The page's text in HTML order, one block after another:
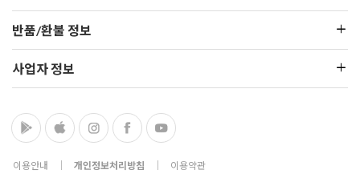
반품/환불 정보
사업자 정보
이용안내 개인정보처리방침 이용약관